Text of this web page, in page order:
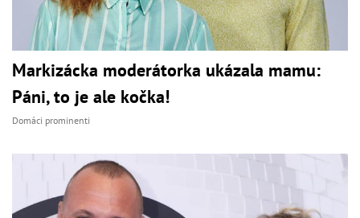
Markizácka moderátorka ukázala mamu:
Páni, to je ale kočka!
Domáci prominenti